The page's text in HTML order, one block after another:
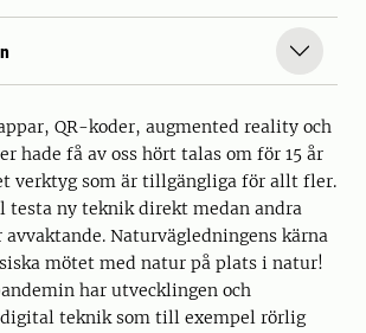
QR-koder, augmented reality och
hade få av oss hört talas om för 15 år
verktyg som är tillgängliga för allt fler.
testa ny teknik direkt medan andra
Naturvägledningens kärna
mötet med natur på plats i natur!
har utvecklingen och
digital teknik som till exempel rörlig